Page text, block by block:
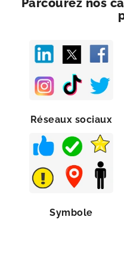
Parcourez nos
Réseaux sociaux
Symbole